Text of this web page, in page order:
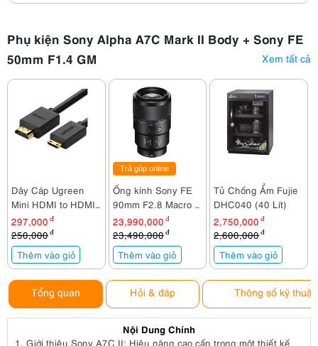
Phụ kiện Sony Alpha A7C Mark II Body + Sony FE
50mm F1.4 GM
Xem tất cả
Dây Cáp Ugreen
Mini HDMI to HDMI
11167 1,5M
297,000 đ
250,000đ
Thêm vào giỏ
Trả góp online
Ống kính Sony FE
90mm F2.8 Macro G
OSS / SEL90M28G
23,990,000 đ
23,490,000 đ
Thêm vào giỏ
Tủ Chống Ẩm Fujie
DHC040 (40 Lít)
2,750,000 đ
2,600,000đ
Thêm vào giỏ
Tổng quan Hỏi & đáp Thông số kỹ thuật
Nội Dung Chính
1. Giới thiệu Sony A7C II: Hiệu năng cao cấp trong một thiết kế